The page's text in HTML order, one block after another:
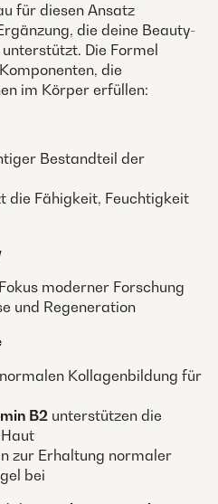
für diesen Ansatz
die deine Beauty-
Die Formel
die
im Körper erfüllen:
Bestandteil der
die Fähigkeit, Feuchtigkeit
moderner Forschung
und Regeneration
Kollagenbildung für
B2 unterstützen die
zur Erhaltung normaler
bei